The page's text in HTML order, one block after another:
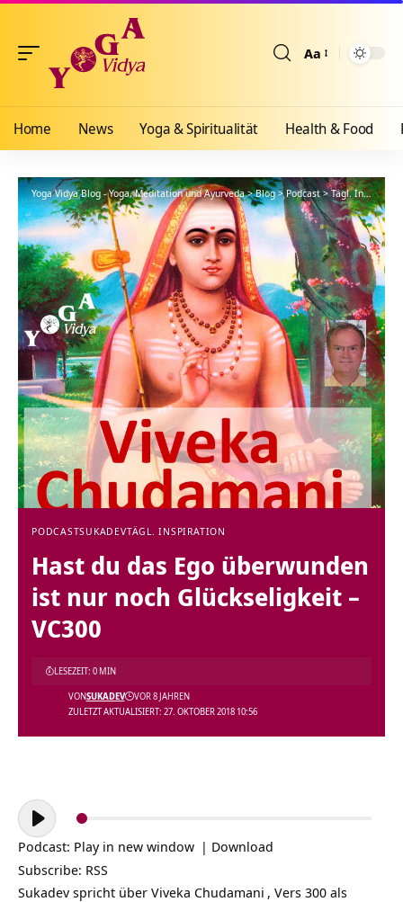
Aa
Home News Yoga & Spiritualität Health & Food
Yoga Vidya Blog - Yoga, Meditation und Ayurveda>Blog>Podcast>Tägl. Inspiration
PODCASTSUKADEVTÄGL. INSPIRATION
Hast du das Ego überwunden
ist nur noch Glückseligkeit –
VC300
ZULETZT AKTUALISIERT: 27. OKTOBER 2018 10:56
VONSUKADEV VOR 8 JAHREN
LESEZEIT: 0 MIN
Audio-
Player
Podcast: Play in new window | Download
Subscribe: RSS
Sukadev spricht über Viveka Chudamani , Vers 300 als